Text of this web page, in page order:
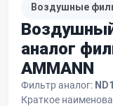
Воздушные
аналог
AMMANN
Фильтр аналог:
Краткое